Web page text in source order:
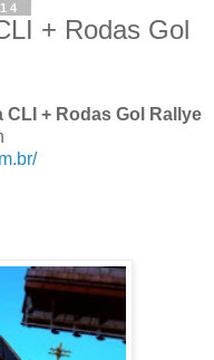
+ Rodas Gol
+ Rodas Gol Rallye